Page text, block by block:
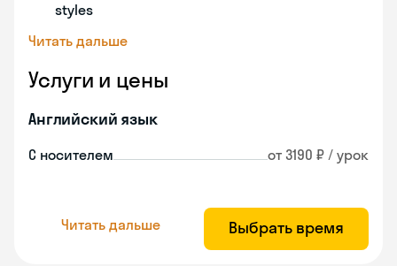
styles
Читать дальше
Услуги и цены
Английский язык
С носителем от 3190 ₽ / урок
Читать дальше Выбрать время